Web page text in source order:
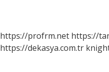
https://profrm.net https://
https://dekasya.com.tr